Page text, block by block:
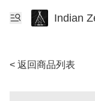
Indian
< 返回商品列表